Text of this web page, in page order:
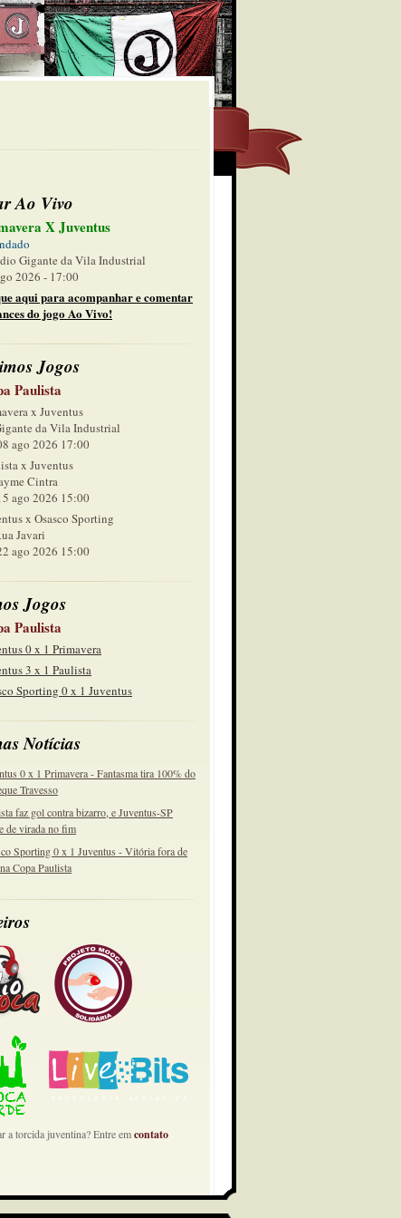
Ao Vivo
X Juventus
Gigante da Vila Industrial
2026 - 17:00
aqui para acompanhar e comentar
do jogo Ao Vivo!
Jogos
Paulista
x Juventus
da Vila Industrial
ago 2026 17:00
x Juventus
Cintra
ago 2026 15:00
x Osasco Sporting
Javari
ago 2026 15:00
Jogos
Paulista
0 x 1 Primavera
3 x 1 Paulista
Sporting 0 x 1 Juventus
Notícias
0 x 1 Primavera - Fantasma tira 100% do
Travesso
faz gol contra bizarro, e Juventus-SP
de virada no fim
Sporting 0 x 1 Juventus - Vitória fora de
Copa Paulista
a torcida juventina? Entre emcontato